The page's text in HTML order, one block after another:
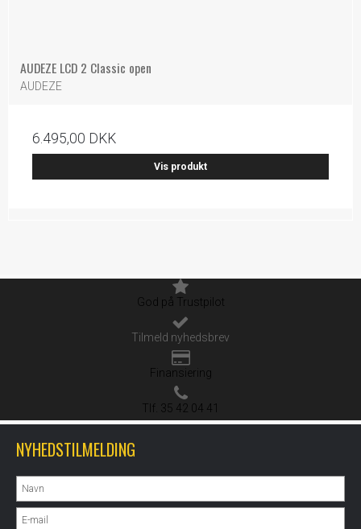
AUDEZE LCD 2 Classic open
AUDEZE
6.495,00 DKK
Vis produkt
God på Trustpilot
Tilmeld nyhedsbrev
Finansiering
Tlf. 35 42 04 41
NYHEDSTILMELDING